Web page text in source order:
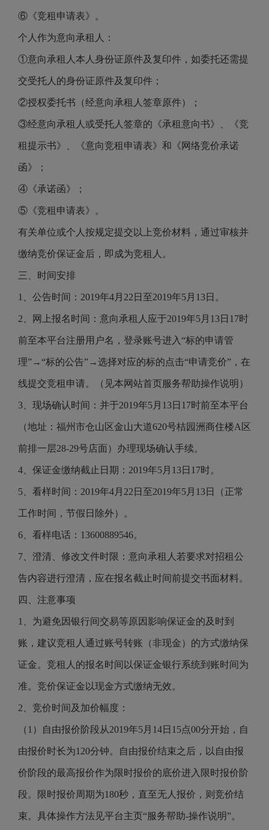
⑥《竞租申请表》。
个人作为意向承租人：
①意向承租人本人身份证原件及复印件，如委托还需提
交受托人的身份证原件及复印件；
②授权委托书（经意向承租人签章原件）；
③经意向承租人或受托人签章的《承租意向书》、《竞
租提示书》、《意向竞租申请表》和《网络竞价承诺
函》；
④《承诺函》；
⑤《竞租申请表》。
有关单位或个人按规定提交以上竞价材料，通过审核并
缴纳竞价保证金后，即成为竞租人。
三、时间安排
1、公告时间：2019年4月22日至2019年5月13日。
2、网上报名时间：意向承租人应于2019年5月13日17时
前至本平台注册用户名，登录账号进入“标的申请管
理”→“标的公告”→选择对应的标的点击“申请竞价”，在
线提交竞租申请。（见本网站首页服务帮助操作说明）
3、现场确认时间：并于2019年5月13日17时前至本平台
（地址：福州市仓山区金山大道620号桔园洲商住楼A区
前排一层28-29号店面）办理现场确认手续。
4、保证金缴纳截止日期：2019年5月13日17时。
5、看样时间：2019年4月22日至2019年5月13日（正常
工作时间，节假日除外）。
6、看样电话：13600889546。
7、澄清、修改文件时限：意向承租人若要求对招租公
告内容进行澄清，应在报名截止时间前提交书面材料。
四、注意事项
1、为避免因银行间交易等原因影响保证金的及时到
账，建议竞租人通过账号转账（非现金）的方式缴纳保
证金。竞租人的报名时间以保证金银行系统到账时间为
准。竞价保证金以现金方式缴纳无效。
2、竞价时间及加价幅度：
（1）自由报价阶段从2019年5月14日15点00分开始，自
由报价时长为120分钟。自由报价结束之后，以自由报
价阶段的最高报价作为限时报价的底价进入限时报价阶
段。限时报价周期为180秒，直至无人报价，则竞价结
束。具体操作方法见平台主页“服务帮助-操作说明”。